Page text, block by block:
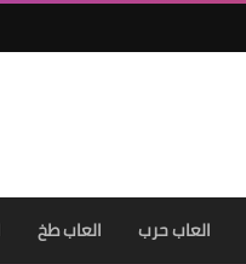
العاب حرب العاب طخ